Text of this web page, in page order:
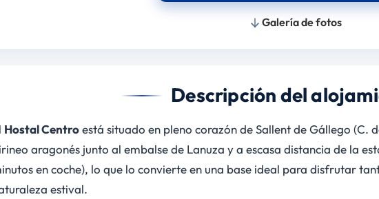
Galería de fotos
Descripción del
Hostal Centroestá situado en pleno corazón de Sallent de Gállego (C.
aragonés junto al embalse de Lanuza y a escasa distancia de la
en coche), lo que lo convierte en una base ideal para disfrutar
estival.